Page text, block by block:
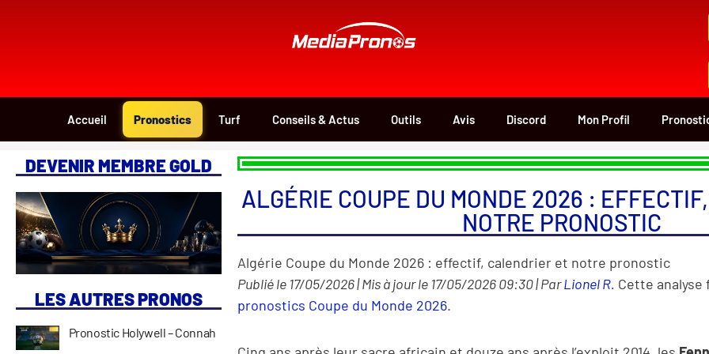
Accueil Pronostics Turf Conseils & Actus Outils Avis Discord Mon Profil
DEVENIR MEMBRE GOLD
LES AUTRES PRONOS
Pronostic Holywell – Connah
ALGÉRIE COUPE DU MONDE 2026 :
NOTRE PRONOSTIC
Algérie Coupe du Monde 2026 : effectif, calendrier et notre pronostic
Publié le 17/05/2026 | Mis à jour le 17/05/2026 09:30 | ParLionel R. Cette
pronostics Coupe du Monde 2026.